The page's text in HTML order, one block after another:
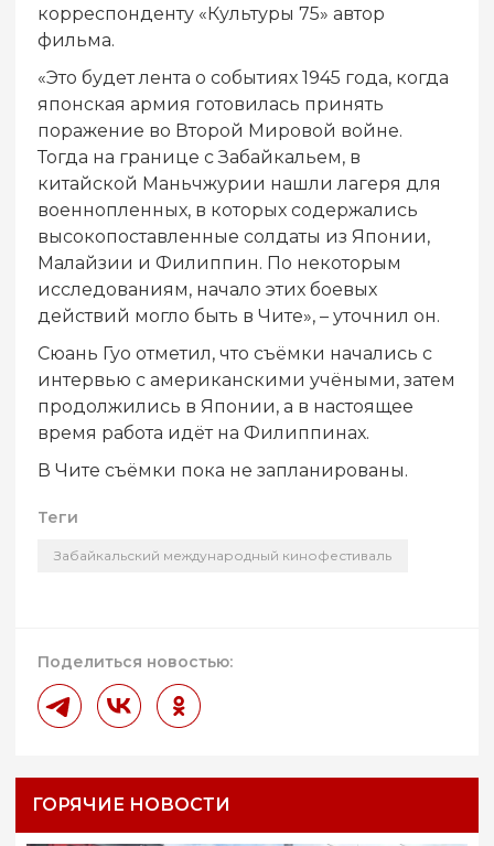
корреспонденту «Культуры 75» автор
фильма.
«Это будет лента о событиях 1945 года, когда
японская армия готовилась принять
поражение во Второй Мировой войне.
Тогда на границе с Забайкальем, в
китайской Маньчжурии нашли лагеря для
военнопленных, в которых содержались
высокопоставленные солдаты из Японии,
Малайзии и Филиппин. По некоторым
исследованиям, начало этих боевых
действий могло быть в Чите», – уточнил он.
Сюань Гуо отметил, что съёмки начались с
интервью с американскими учёными, затем
продолжились в Японии, а в настоящее
время работа идёт на Филиппинах.
В Чите съёмки пока не запланированы.
Теги
Забайкальский международный кинофестиваль
Поделиться новостью:
ГОРЯЧИЕ НОВОСТИ